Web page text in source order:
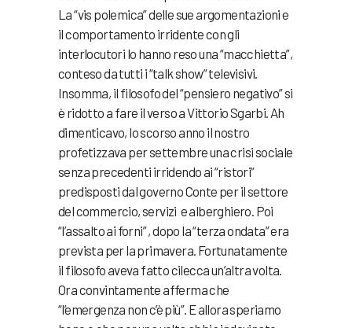
La “vis polemica” delle sue argomentazioni e
il comportamento irridente con gli
interlocutori lo hanno reso una “macchietta”,
conteso da tutti i “talk show” televisivi.
Insomma, il filosofo del “pensiero negativo” si
è ridotto a fare il verso a Vittorio Sgarbi. Ah
dimenticavo, lo scorso anno il nostro
profetizzava per settembre una crisi sociale
senza precedenti irridendo ai “ristori”
predisposti dal governo Conte per il settore
del commercio, servizi e alberghiero. Poi
“l’assalto ai forni” , dopo la “terza ondata” era
prevista per la primavera. Fortunatamente
il filosofo aveva fatto cilecca un’altra volta.
Ora convintamente afferma che
“l’emergenza non c’è più”. E allora speriamo